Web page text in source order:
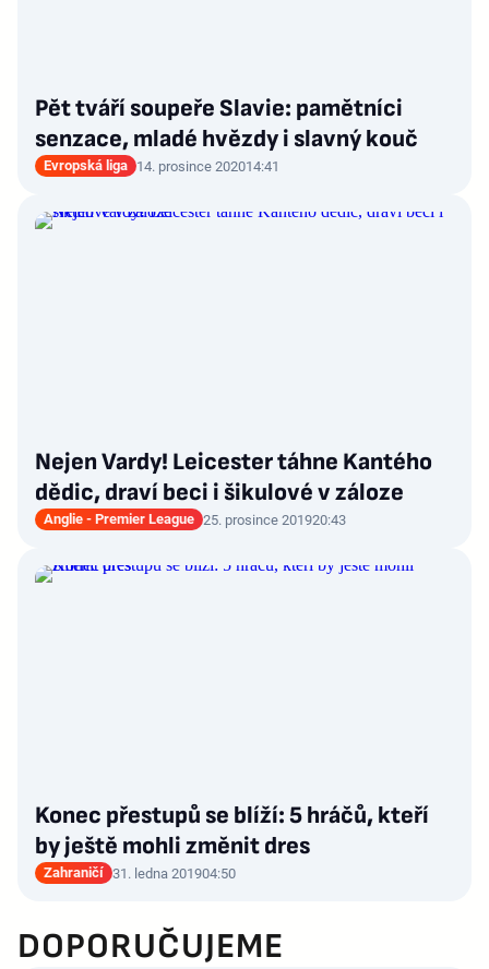
Pět tváří soupeře Slavie: pamětníci
senzace, mladé hvězdy i slavný kouč
Evropská liga 14. prosince 202014:41
Nejen Vardy! Leicester táhne Kantého
dědic, draví beci i šikulové v záloze
Anglie - Premier League 25. prosince 201920:43
Konec přestupů se blíží: 5 hráčů, kteří
by ještě mohli změnit dres
Zahraničí 31. ledna 201904:50
DOPORUČUJEME